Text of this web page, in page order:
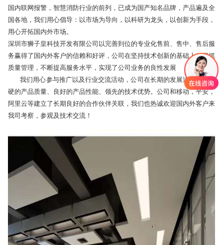
国内联网报警，智慧消防行业的前列，已成为国产知名品牌，产品遍及全
国各地，我们用心倡导：以市场为导向，以科研为龙头，以创新为手段，
用心开拓国内外市场。
深圳市狮子皇科技开发有限公司以完善到位的专业化售前、售中、售后服
务赢得了国内外客户的信赖和好评，公司在坚持技术创新的基础上，狠抓
质量管理，不断提高服务水平，实现了公司业务的良性发展
我们用心参与推广以及行业交流活动，公司在长期的发展过程中以过
硬的产品质量、良好的产品性能、领先的技术优势。公司和移动，平安，
阿里云等建立了长期良好的合作伙伴关联，我们也热诚欢迎国内外客户来
我司考察，参观及技术交流！